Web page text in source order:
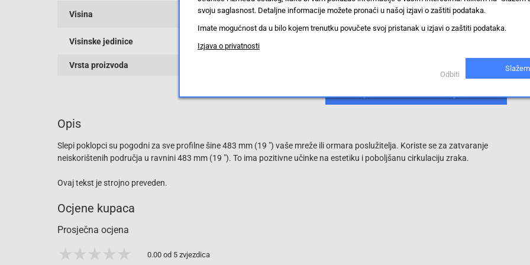
Visina 15 mm
Visinske jedinice
Vrsta proizvoda
Opis
Slepi poklopci su pogodni za sve profilne šine 483 mm (19 ") vaše mreže ili ormara poslužitelja. Koriste se za zatvaranje
neiskorištenih područja u ravnini 483 mm (19 "). To ima pozitivne učinke na estetiku i poboljšanu cirkulaciju zraka.
Ovaj tekst je strojno preveden.
Ocjene kupaca
Prosječna ocjena
0.00 od 5 zvjezdica
svoju saglasnost. Detaljne informacije možete pronaći u našoj izjavi o zaštiti podataka.
Imate mogućnost da u bilo kojem trenutku povučete svoj pristanak u izjavi o zaštiti podataka.
Izjava o privatnosti
Odbiti